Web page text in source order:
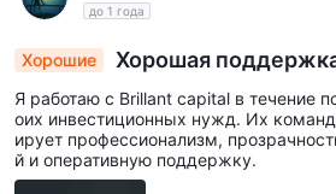
до 1 года
Хорошие
Хорошая
ьная команда
Я работаю с Brillant capital в течение
оих инвестиционных нужд. Их
ирует профессионализм,
й и оперативную поддержку.